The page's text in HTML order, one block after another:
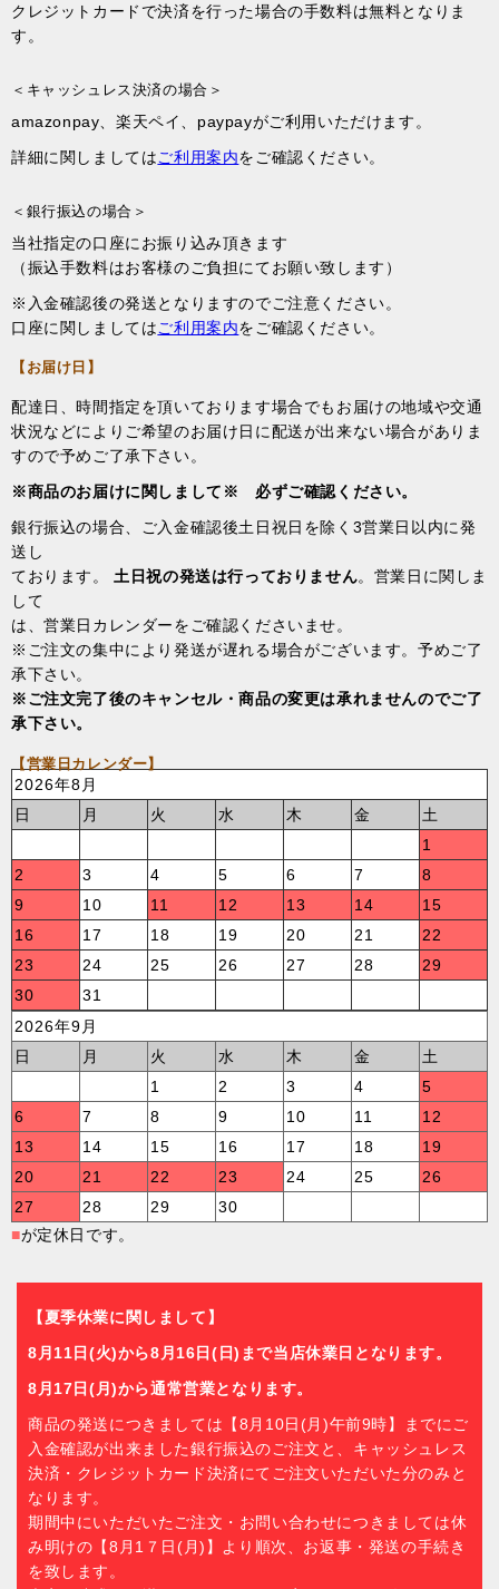
クレジットカードで決済を行った場合の手数料は無料となりま
す。
＜キャッシュレス決済の場合＞
amazonpay、楽天ペイ、paypayがご利用いただけます。
詳細に関しましてはご利用案内をご確認ください。
＜銀行振込の場合＞
当社指定の口座にお振り込み頂きます
（振込手数料はお客様のご負担にてお願い致します）
※入金確認後の発送となりますのでご注意ください。
口座に関しましてはご利用案内をご確認ください。
【お届け日】
配達日、時間指定を頂いております場合でもお届けの地域や交通
状況などによりご希望のお届け日に配送が出来ない場合がありま
すので予めご了承下さい。
※商品のお届けに関しまして※ 必ずご確認ください。
銀行振込の場合、ご入金確認後土日祝日を除く3営業日以内に発
送し
ております。土日祝の発送は行っておりません。営業日に関しま
して
は、営業日カレンダーをご確認くださいませ。
※ご注文の集中により発送が遅れる場合がございます。予めご了
承下さい。
※ご注文完了後のキャンセル・商品の変更は承れませんのでご了
承下さい。
【営業日カレンダー】
2026年8月
日
月 火 水 木 金
土
1
2
3 4 5 6 7
8
9
10 11 12 13 14
15
16
17 18 19 20 21
22
23
24 25 26 27 28
29
30
31
2026年9月
日
月 火 水 木 金
土
1
2 3 4
5
6
7 8 9 10 11
12
13
14 15 16 17 18
19
20
21 22 23 24 25
26
27
28 29
30
■が定休日です。
【夏季休業に関しまして】
8月11日(火)から8月16日(日)まで当店休業日となります。
8月17日(月)から通常営業となります。
商品の発送につきましては【8月10日(月)午前9時】までにご
入金確認が出来ました銀行振込のご注文と、キャッシュレス
決済・クレジットカード決済にてご注文いただいた分のみと
なります。
期間中にいただいたご注文・お問い合わせにつきましては休
み明けの【8月1７日(月)】より順次、お返事・発送の手続き
を致します。